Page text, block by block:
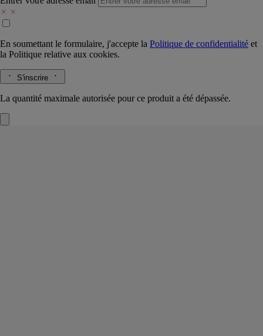
En soumettant le formulaire, j'accepte la Politique de confidentialité et
la Politique relative aux cookies.
S'inscrire
La quantité maximale autorisée pour ce produit a été dépassée.